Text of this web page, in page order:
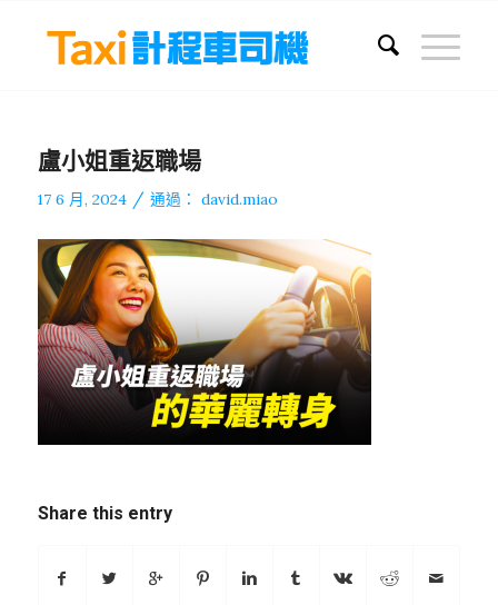
盧小姐重返職場
17 6 月, 2024 / 通過： david.miao
Share this entry